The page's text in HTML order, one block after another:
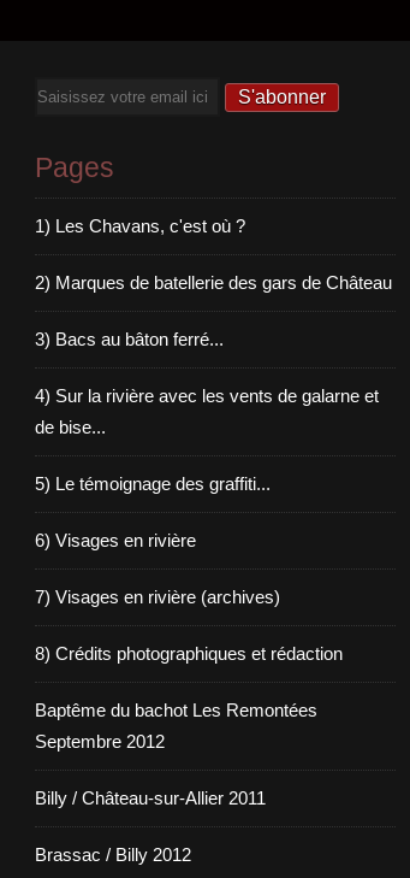
Email
Pages
1) Les Chavans, c'est où ?
2) Marques de batellerie des gars de Château
3) Bacs au bâton ferré...
4) Sur la rivière avec les vents de galarne et
de bise...
5) Le témoignage des graffiti...
6) Visages en rivière
7) Visages en rivière (archives)
8) Crédits photographiques et rédaction
Baptême du bachot Les Remontées
Septembre 2012
Billy / Château-sur-Allier 2011
Brassac / Billy 2012